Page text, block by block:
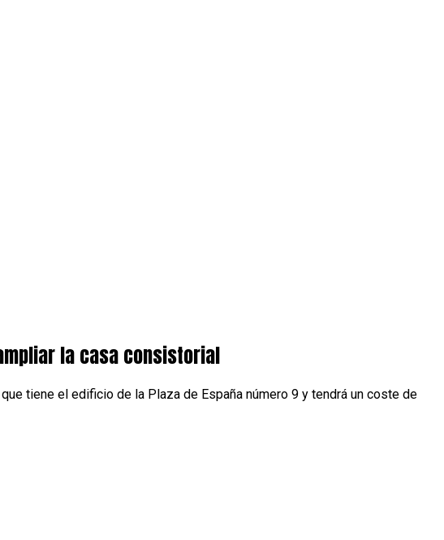
la casa consistorial
tiene el edificio de la Plaza de España número 9 y tendrá un coste de